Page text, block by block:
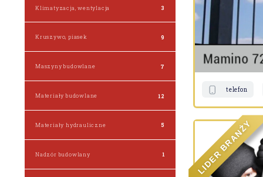
Klimatyzacja, wentylacja 3
Kruszywo, piasek 9
Maszyny budowlane 7
Materiały budowlane 12
Materiały hydrauliczne 5
Nadzór budowlany 1
telefon
LI
DER
B
RANŻ
Y